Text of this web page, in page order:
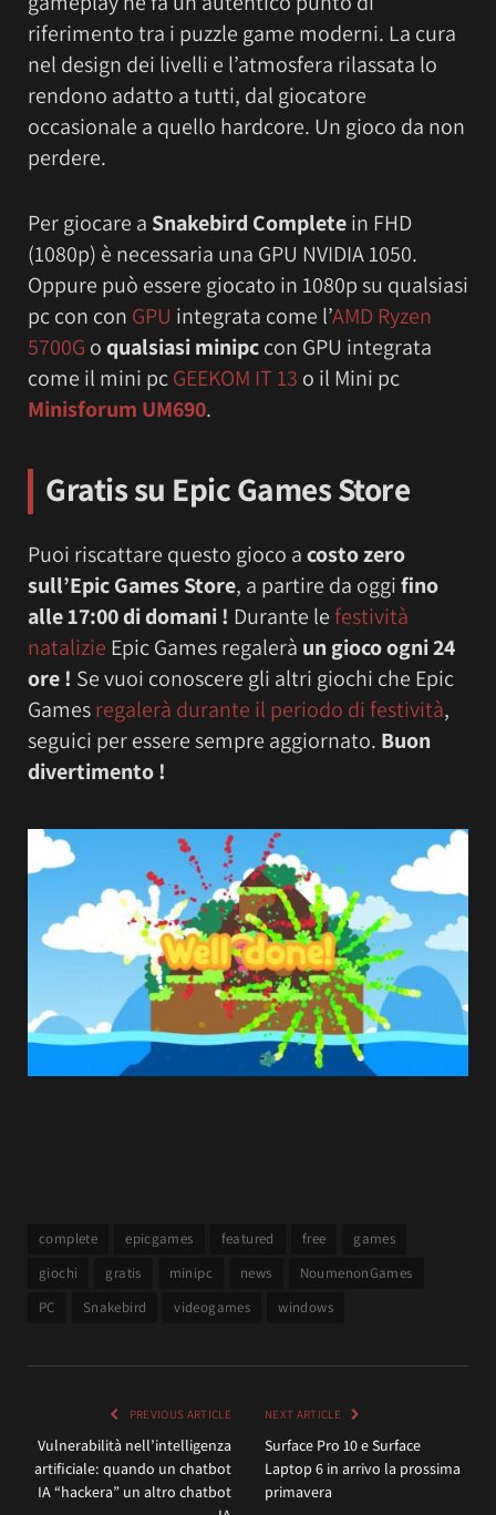
riferimento tra i puzzle game moderni. La cura
nel design dei livelli e l’atmosfera rilassata lo
rendono adatto a tutti, dal giocatore
occasionale a quello hardcore. Un gioco da non
perdere.
Per giocare a Snakebird Completein FHD
(1080p) è necessaria una GPU NVIDIA 1050.
Oppure può essere giocato in 1080p su qualsiasi
pc con con GPU integrata come l’AMD Ryzen
5700G oqualsiasi minipccon GPU integrata
come il mini pcGEEKOM IT 13 o il Mini pc
Minisforum UM690.
Gratis su Epic Games Store
Puoi riscattare questo gioco acosto zero
sull’Epic Games Store, a partire da oggifino
alle 17:00 di domani ! Durante lefestività
natalizie Epic Games regalerà un gioco ogni 24
ore ! Se vuoi conoscere gli altri giochi che Epic
Gamesregalerà durante il periodo di festività,
seguici per essere sempre aggiornato. Buon
divertimento !
complete epicgames featured free
games
giochi
gratis minipc news
NoumenonGames
PC
Snakebird videogames windows
PREVIOUS ARTICLE
Vulnerabilità nell’intelligenza
artificiale: quando un chatbot
IA “hackera” un altro chatbot
NEXT ARTICLE
Surface Pro 10 e Surface
Laptop 6 in arrivo la prossima
primavera